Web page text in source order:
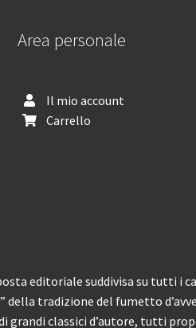
Area personale
Il mio account
Carrello
editoriale suddivisa su tutti i
tradizione del fumetto
classici d’autore, tutti